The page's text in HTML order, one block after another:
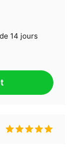
14 jours